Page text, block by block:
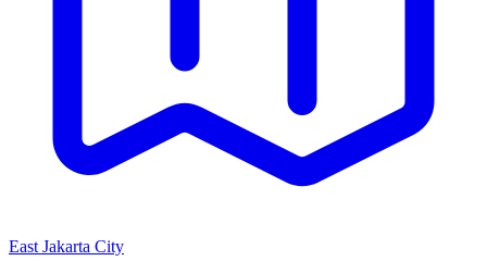
East Jakarta City